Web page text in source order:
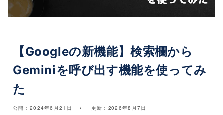
【Googleの新機能】検索欄から
Geminiを呼び出す機能を使ってみ
た
公開： 2024年6月21日 更新： 2026年8月7日